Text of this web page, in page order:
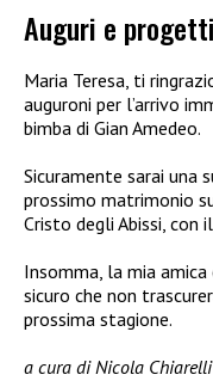
Auguri e
Maria Teresa, ti
auguroni per l’arrivo
bimba di Gian Amedeo.
Sicuramente sarai una
prossimo matrimonio
Cristo degli Abissi, con
Insomma, la mia
sicuro che non
prossima stagione.
a cura di Nicola Chiarelli